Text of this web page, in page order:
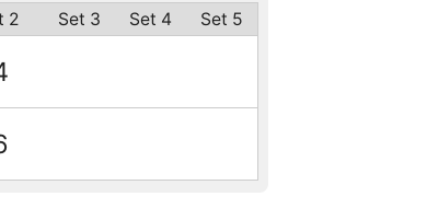
2 Set 3 Set 4 Set 5